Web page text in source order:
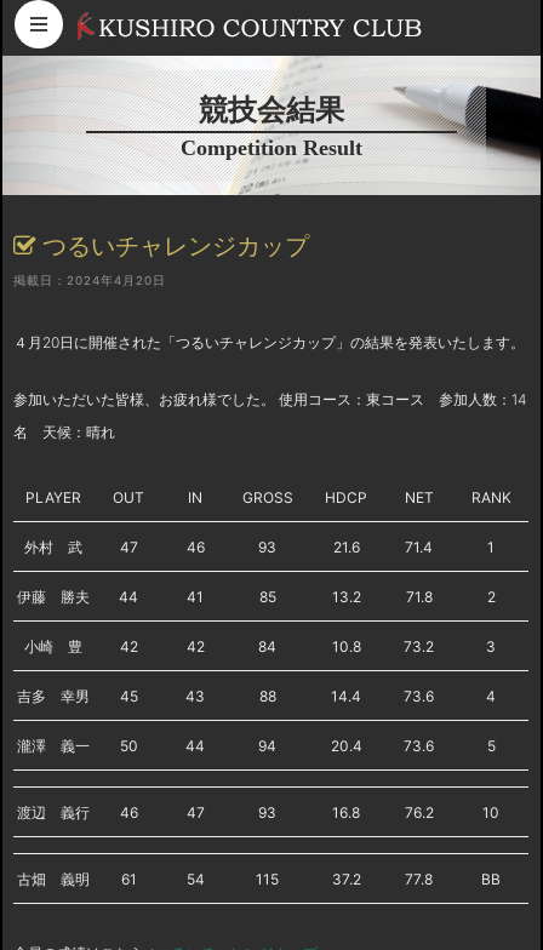
コンテンツへスキップ
競技会結果
Competition Result
つるいチャレンジカップ
掲載日：2024年4月20日
４月20日に開催された「つるいチャレンジカップ」の結果を発表いたします。
参加いただいた皆様、お疲れ様でした。 使用コース：東コース 参加人数：14
名 天候：晴れ
PLAYER OUT IN GROSS HDCP NET RANK
外村 武 47 46 93 21.6 71.4 1
伊藤 勝夫 44 41 85 13.2 71.8 2
小崎 豊 42 42 84 10.8 73.2 3
吉多 幸男 45 43 88 14.4 73.6 4
瀧澤 義一 50 44 94 20.4 73.6 5
渡辺 義行 46 47 93 16.8 76.2 10
古畑 義明 61 54 115 37.2 77.8 BB